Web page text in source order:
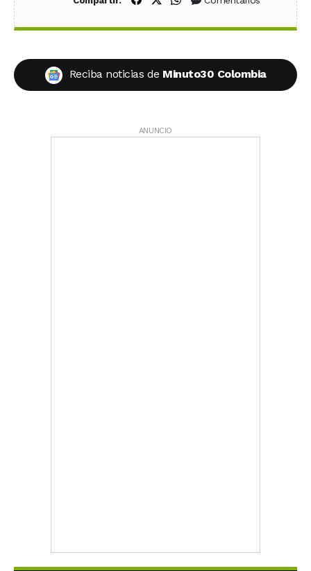
Reciba noticias de Minuto30 Colombia
ANUNCIO